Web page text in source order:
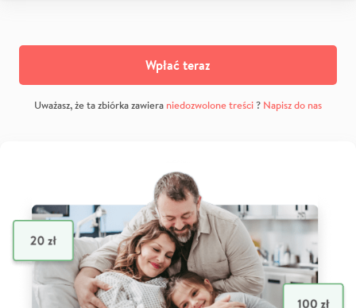
Wpłać teraz
Uważasz, że ta zbiórka zawiera niedozwolone treści? Napisz do nas